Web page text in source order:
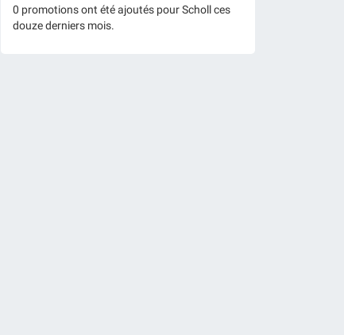
0 promotions ont été ajoutés pour Scholl ces
douze derniers mois.